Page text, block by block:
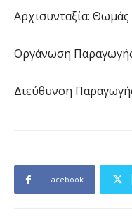
Αρχισυνταξία: Θωμάς
Οργάνωση
Διεύθυνση
Facebook